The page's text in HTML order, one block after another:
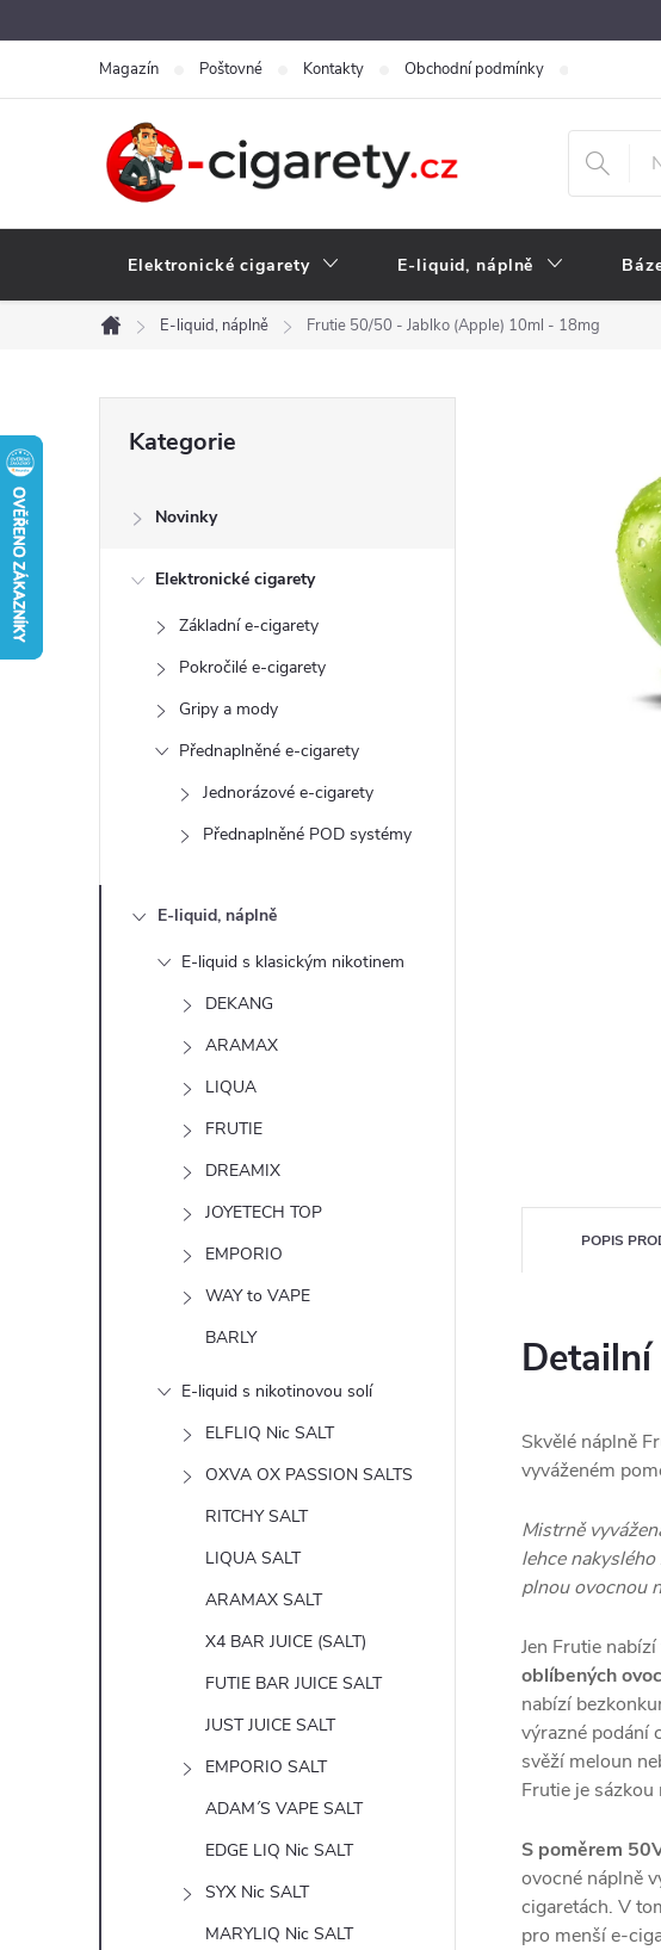
na
Magazín Poštovné Kontakty Obchodní podmínky
Elektronické cigarety E-liquid, náplně
Domů
E-liquid, náplně Frutie 50/50 - Jablko (Apple) 10ml - 18mg
í
kategorie
Kategorie
Novinky
Elektronické cigarety
Základní e-cigarety
Pokročilé e-cigarety
Gripy a mody
Přednaplněné e-cigarety
Jednorázové e-cigarety
Přednaplněné POD systémy
E-liquid, náplně
E-liquid s klasickým nikotinem
DEKANG
ARAMAX
LIQUA
FRUTIE
DREAMIX
JOYETECH TOP
EMPORIO
WAY to VAPE
BARLY
E-liquid s nikotinovou solí
ELFLIQ Nic SALT
OXVA OX PASSION SALTS
RITCHY SALT
LIQUA SALT
ARAMAX SALT
X4 BAR JUICE (SALT)
FUTIE BAR JUICE SALT
JUST JUICE SALT
EMPORIO SALT
ADAM´S VAPE SALT
EDGE LIQ Nic SALT
SYX Nic SALT
MARYLIQ Nic SALT
POPIS
Skvělé náplně
vyváženém
Mistrně
lehce
plnou ovocnou
Jen Frutie
oblíbených
nabízí
výrazné podání
svěží meloun
Frutie je sázkou
S poměrem
ovocné náplně
cigaretách. V
pro menší e-